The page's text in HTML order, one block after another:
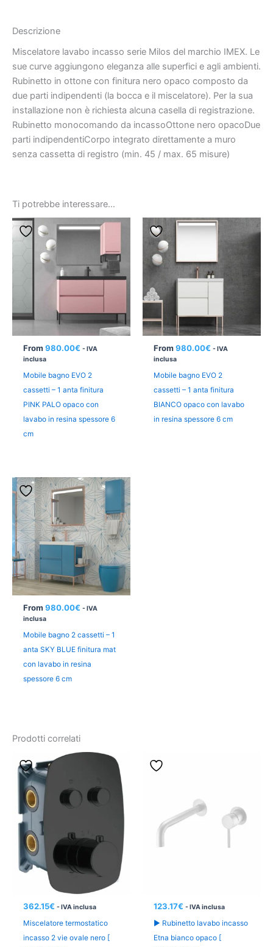
Descrizione
Miscelatore lavabo incasso serie Milos del marchio IMEX. Le
sue curve aggiungono eleganza alle superfici e agli ambienti.
Rubinetto in ottone con finitura nero opaco composto da
due parti indipendenti (la bocca e il miscelatore). Per la sua
installazione non è richiesta alcuna casella di registrazione.
Rubinetto monocomando da incassoOttone nero opacoDue
parti indipendentiCorpo integrato direttamente a muro
senza cassetta di registro (min. 45 / max. 65 misure)
Ti potrebbe interessare…
From 980.00€ - IVA
inclusa
Mobile bagno EVO 2
cassetti – 1 anta finitura
PINK PALO opaco con
lavabo in resina spessore 6
cm
From 980.00€ - IVA
inclusa
Mobile bagno EVO 2
cassetti – 1 anta finitura
BIANCO opaco con lavabo
in resina spessore 6 cm
From 980.00€ - IVA
inclusa
Mobile bagno 2 cassetti – 1
anta SKY BLUE finitura mat
con lavabo in resina
spessore 6 cm
Prodotti correlati
362.15€ - IVA inclusa
Miscelatore termostatico
incasso 2 vie ovale nero [
123.17€ - IVA inclusa
► Rubinetto lavabo incasso
Etna bianco opaco [